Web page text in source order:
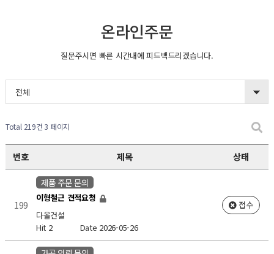
온라인주문
질문주시면 빠른 시간내에 피드백드리겠습니다.
전체
Total 219건 3 페이지
번호 제목 상태
199
제품 주문 문의
이형철근 견적요청
다올건설
Hit 2 Date 2026-05-26
접수